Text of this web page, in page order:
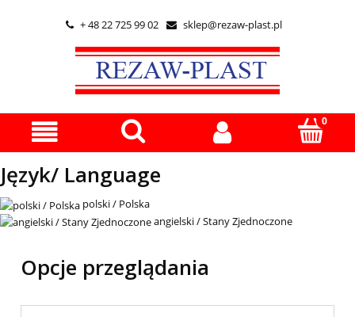
 + 48 22 725 99 02  sklep@rezaw-plast.pl
Język/ Language
polski / Polska
angielski / Stany Zjednoczone
Opcje przeglądania